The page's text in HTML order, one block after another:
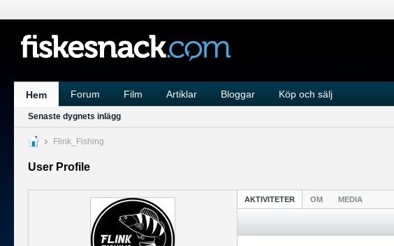
Hem Forum Film Artiklar Bloggar Köp och sälj
Senaste dygnets inlägg
Flink_Fishing
User Profile
AKTIVITETER OM MEDIA